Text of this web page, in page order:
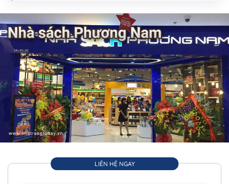
LIÊN HỆ NGAY